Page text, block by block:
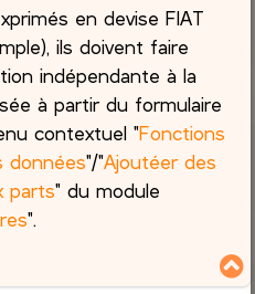
en devise FIAT
ils doivent faire
indépendante à la
à partir du formulaire
contextuel "Fonctions
données"/"Ajoutéer des
parts" du module
".